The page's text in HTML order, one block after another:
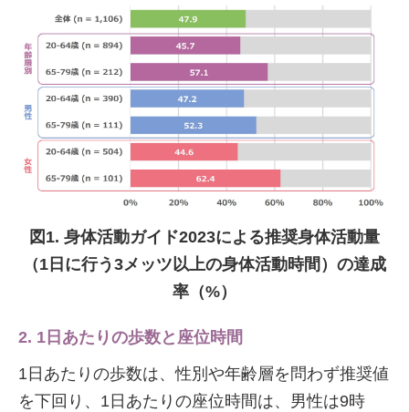
図1. 身体活動ガイド2023による推奨身体活動量
（1日に行う3メッツ以上の身体活動時間）の達成
率（%）
2. 1日あたりの歩数と座位時間
1日あたりの歩数は、性別や年齢層を問わず推奨値
を下回り、1日あたりの座位時間は、男性は9時